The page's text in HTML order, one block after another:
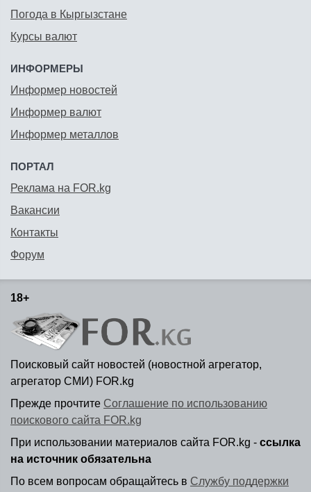
Погода в Кыргызстане
Курсы валют
ИНФОРМЕРЫ
Информер новостей
Информер валют
Информер металлов
ПОРТАЛ
Реклама на FOR.kg
Вакансии
Контакты
Форум
18+
Поисковый сайт новостей (новостной агрегатор,
агрегатор СМИ) FOR.kg
Прежде прочтите Соглашение по использованию
поискового сайта FOR.kg
При использовании материалов сайта FOR.kg - ссылка
на источник обязательна
По всем вопросам обращайтесь в Службу поддержки